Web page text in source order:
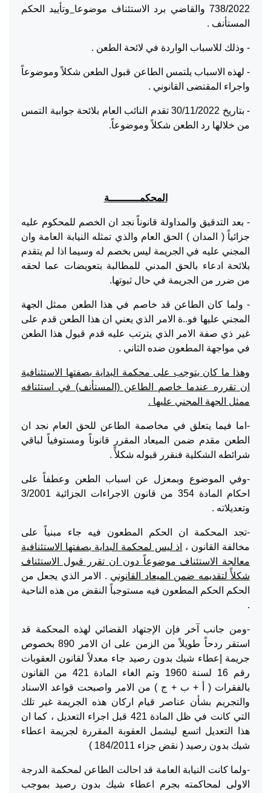
738/2022 والقاضي برد الاستئناف موضوعا
وتأييد الحكم
المستأنف .
- وذلك للاسباب الواردة في لائحة الطعن .
- لهذه الاسباب يلتمس الطاعن قبول الطعن شكلاً وموضوعاً
واجراء المقتضى القانوني .
- بتاريخ 30/11/2022 تقدم النائب العام بلائحة جوابية التمس
من خلالها رد الطعن شكلاً وموضوعاً.
المحكمــــــــــة
- بعد التدقيق والمداولة قانوناً نجد ان الخصم للمحكوم عليه
جزائياً ( المدان ) الحق العام والذي تمثله النيابة العامة وان
المجني عليه في الجريمة ليس بخصم له وسيما اذا لم يتقدم
بلائحة ادعاء بالحق المدني للمطالبة بتعويضات عما لحقه
من ضرر من الجريمة في حال ثبوتها.
- ولما كان الطاعن قد خاصم في هذا الطعن ممثل الجهة
المجني عليها فو..ة الامر الذي يعني ان هذا الطعن قدم على
غير ذي صفة الامر الذي يترتب عليه قدم قبول هذا الطعن
في مواجهة المطعون ضده الثاني .
وهذا ما كان يتوجب على محكمة البداية بصفتها الاستئنافية
ان تقرره عندما خاصم الطاعن (المستأنف) في استئنافه
ممثل الجهة المجني عليها .
-اما فيما يتعلق في مخاصمة الطاعن للحق العام نجد ان
الطعن مقدم ضمن الميعاد المقرر قانوناً ومستوفياً لباقي
شرائطه الشكلية فنقرر قبوله شكلأً .
-وفي الموضوع وبمعزل عن اسباب الطعن وعطفاً على
احكام المادة 354 من قانون الاجراءات الجزائية 3/2001
وتعديلاته .
-تجد المحكمة ان الحكم المطعون فيه جاء مبنياً على
مخالفة القانون ، اذ ليس لمحكمة البداية بصفتها الاستئنافية
معالجة الاستئناف موضوعاً دون ان تقرر قبول الاستئناف
شكلأً لتقديمه ضمن الميعاد القانوني . الامر الذي يجعل من
الحكم الحكم المطعون فيه مستوجباً النقض من هذه الناحية
.
-ومن جانب آخر فإن الإجتهاد القضائي لهذه المحكمة قد
استقر ردحاً طويلاً من الزمن على ان الامر 890 بخصوص
جريمة إعطاء شيك بدون رصيد جاء معدلاً لقانون العقوبات
رقم 16 لسنة 1960 وتم الغاء المادة 421 من القانون
بالفقرات ( أ + ب + ج ) من الامر واصبحت قواعد الاسناد
والتجريم بشأن عناصر قيام اركان هذه الجريمة غير تلك
التي كانت في ظل المادة 421 قبل اجراء التعديل ، كما ان
هذا التعديل اتسع ليشمل العقوبة المقررة لجريمة اعطاء
شيك بدون رصيد ( نقض جزاء 184/2011 )
-ولما كانت النيابة العامة قد احالت الطاعن لمحكمة الدرجة
الاولى لمحاكمته بجرم اعطاء شيك بدون رصيد بموجب